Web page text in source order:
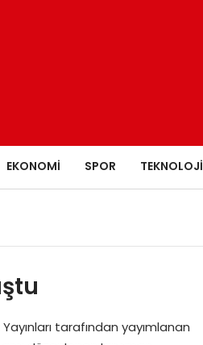
EKONOMI SPOR TEKNOLOJI
tarafından yayımlanan